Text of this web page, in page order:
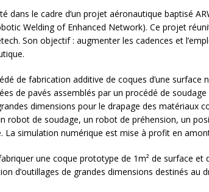
dans le cadre d’un projet aéronautique baptisé
Welding of Enhanced Network). Ce projet
Son objectif : augmenter les cadences et
de fabrication additive de coques d’une surface
de pavés assemblés par un procédé de
dimensions pour le drapage des matériaux
robot de soudage, un robot de préhension, un
La simulation numérique est mise à profit en
une coque prototype de 1m² de surface et
d’outillages de grandes dimensions destinés au